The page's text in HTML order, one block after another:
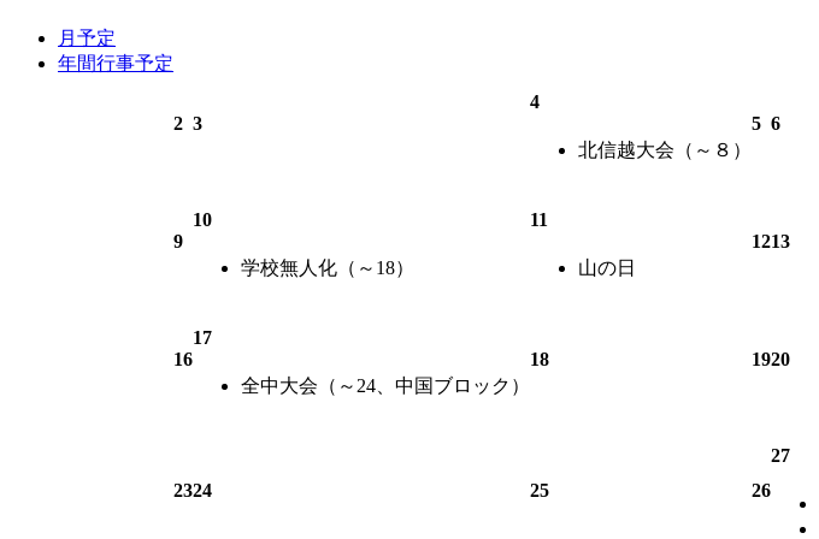
月予定
年間行事予定
2 3
4
北信越大会（～８）
5 6
9
10
学校無人化（～18）
11
山の日
1213
16
17
全中大会（～24、中国ブロック）
18 1920
2324 25 26
27